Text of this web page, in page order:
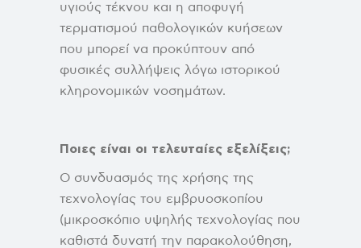
υγιούς τέκνου και η αποφυγή
τερματισμού παθολογικών κυήσεων
που μπορεί να προκύπτουν από
φυσικές συλλήψεις λόγω ιστορικού
κληρονομικών νοσημάτων.
Ποιες είναι οι τελευταίες εξελίξεις;
Ο συνδυασμός της χρήσης της
τεχνολογίας του εμβρυοσκοπίου
(μικροσκόπιο υψηλής τεχνολογίας που
καθιστά δυνατή την παρακολούθηση,